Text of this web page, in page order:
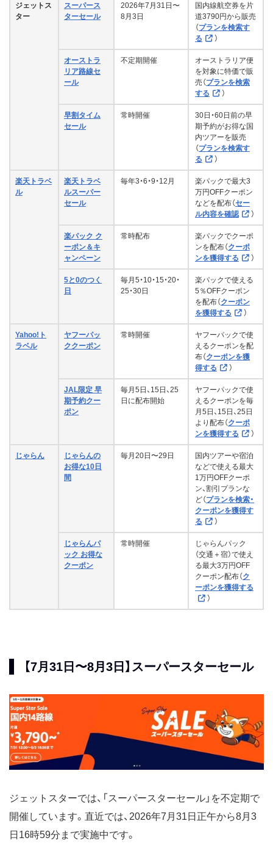
2025年9月26日正午〜9月29
日16時59分
スーパースターセール
2025年9月10日正午〜9月17
日16時59分
2025年8月28日正午〜9月3
日16時59分
2025年8月8日正午〜8月18
日16時59分
スーパースターセール
2025年8月1日正午〜8月4日
16時59分
スーパースターセール
2025年7月18日正午〜7月22
日16時59分
オーストラリア路線セール
2025年7月9日正午〜7月22
日16時59分
マイクオン？or テイクオフ？
国内全路線セール
2025年7月3日正午〜7月9日
16時59分
2025年6月20日正午〜6月23
日16時59分
線セール
2025年6月5日正午〜6月11
日16時59分
オーストラリア路線セール
2025年5月28日正午〜6月11
日16時59分
2025年5月23日正午〜5月26
日16時59分
肉焼く？or旅行く？セール
2025年5月14日正午〜5月19
日16時59分
2025年4月25日正午〜5月2
日16時59分
スーパースターセール
2025年4月3日正午〜4月8日
16時59分
3月 Club Jetstar会員限定セール
2025年3月25日正午〜27日
最強開運日セール
2025年3月10日正午〜16日
16時59分
2月 スーパースターセール
2025年2月7日正午〜10日
ジェットス
ター
スーパース
ターセール
2026年7月31日〜
8月3日
国内線航空券を片
道3790円から販売
（プランを検索す
る
）
オーストラ
リア路線セ
ール
不定期開催
オーストラリア便
を対象に特価で販
売（プランを検索
する
）
早割タイム
セール
常時開催
30日・60日前の早
期予約がお得な国
内ツアーを販売
（プランを検索す
る
）
楽天トラベ
ル
楽天トラベ
ルスーパー
セール
毎年3・6・9・12月
楽パックで最大3
万円OFFクーポン
などを配布（セー
ル内容を確認
）
楽パック ク
ーポン＆キ
ャンペーン
常時配布
楽パックでクーポ
ンを配布（クーポ
ンを獲得する
）
5と0のつく
日
毎月5・10・15・20・
25・30日
楽パックで使える
5％OFFクーポン
を配布（クーポン
を獲得する
）
Yahoo!ト
ラベル
ヤフーパッ
ククーポン
常時開催
ヤフーパックで使
えるクーポンを配
布（クーポンを獲
得する
）
JAL限定 早
期予約クー
ポン
毎月5日、15日、25
日に配布開始
ヤフーパックで使
えるクーポンを毎
月5日、15日、25日
より配布（クーポ
ンを獲得する
）
じゃらん
じゃらんの
お得な10日
間
毎月20日〜29日
国内ツアーや宿泊
などで使える最大
1万円OFFクーポ
ン、割引プランな
ど（プランを検索・
クーポンを獲得す
る
）
じゃらんパ
ック お得な
クーポン
常時開催
じゃらんパック
（交通＋宿）で使え
る最大3万円OFF
クーポン配布（ク
ーポンを獲得する
）
【7月31日〜8月3日】スーパースターセール
ジェットスターでは、「スーパースターセール」を不定期で
開催しています。直近では、2026年7月31日正午から8月3
日16時59分まで実施中です。